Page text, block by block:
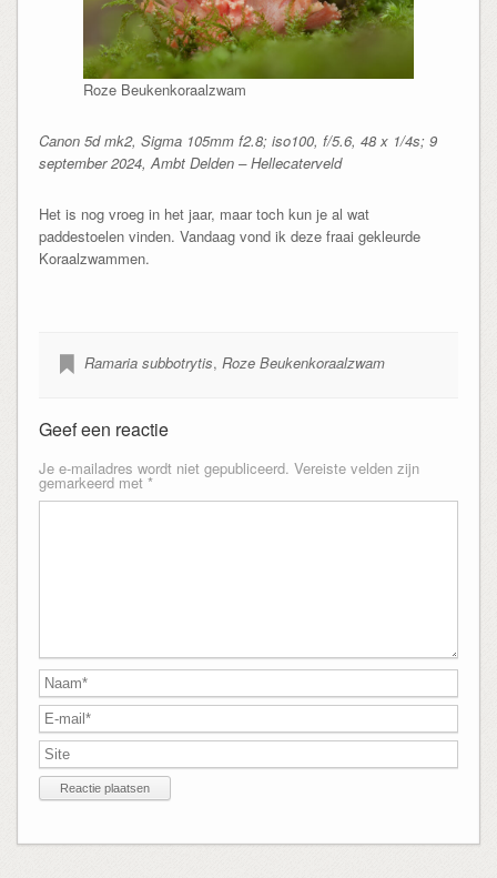
Roze Beukenkoraalzwam
Canon 5d mk2, Sigma 105mm f2.8; iso100, f/5.6, 48 x 1/4s; 9
september 2024, Ambt Delden – Hellecaterveld
Het is nog vroeg in het jaar, maar toch kun je al wat
paddestoelen vinden. Vandaag vond ik deze fraai gekleurde
Koraalzwammen.
Ramaria subbotrytis, Roze Beukenkoraalzwam
Geef een reactie
Je e-mailadres wordt niet gepubliceerd. Vereiste velden zijn
gemarkeerd met *